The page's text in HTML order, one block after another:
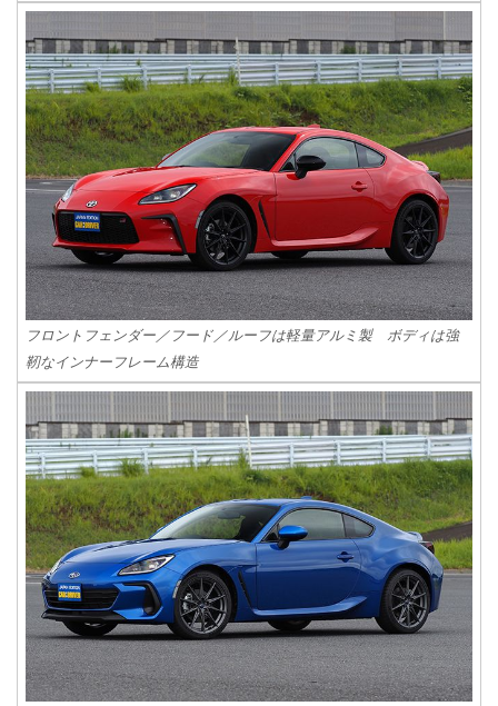
フロントフェンダー／フード／ルーフは軽量アルミ製 ボディは強
靭なインナーフレーム構造